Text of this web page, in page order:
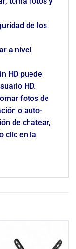
de los
a nivel
HD puede
HD.
fotos de
o auto-
de chatear,
clic en la